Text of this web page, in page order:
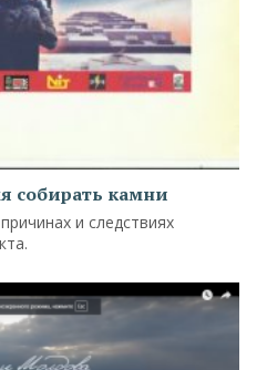
собирать камни
и следствиях